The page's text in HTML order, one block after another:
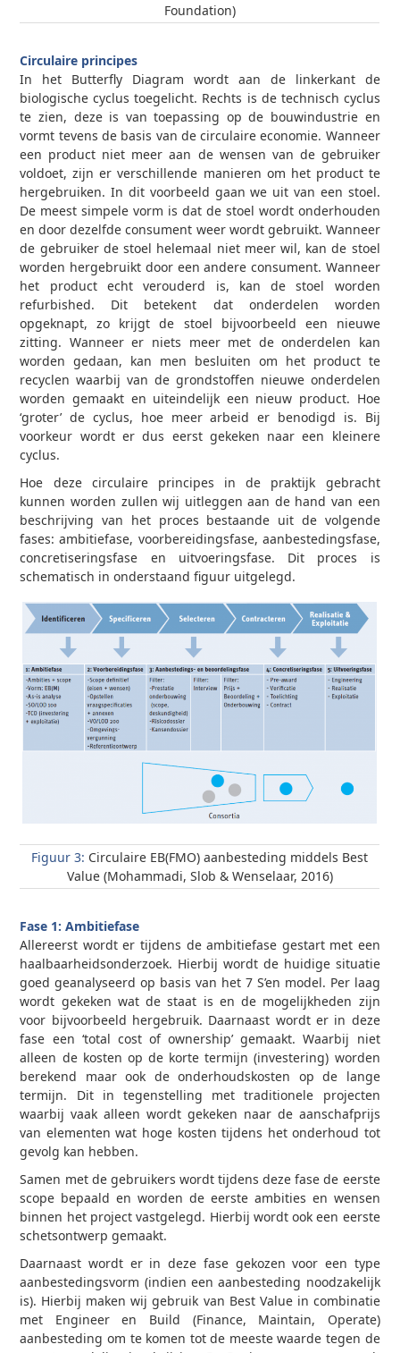
Foundation)
Circulaire principes
In het Butterfly Diagram wordt aan de linkerkant de
biologische cyclus toegelicht. Rechts is de technisch cyclus
te zien, deze is van toepassing op de bouwindustrie en
vormt tevens de basis van de circulaire economie. Wanneer
een product niet meer aan de wensen van de gebruiker
voldoet, zijn er verschillende manieren om het product te
hergebruiken. In dit voorbeeld gaan we uit van een stoel.
De meest simpele vorm is dat de stoel wordt onderhouden
en door dezelfde consument weer wordt gebruikt. Wanneer
de gebruiker de stoel helemaal niet meer wil, kan de stoel
worden hergebruikt door een andere consument. Wanneer
het product echt verouderd is, kan de stoel worden
refurbished. Dit betekent dat onderdelen worden
opgeknapt, zo krijgt de stoel bijvoorbeeld een nieuwe
zitting. Wanneer er niets meer met de onderdelen kan
worden gedaan, kan men besluiten om het product te
recyclen waarbij van de grondstoffen nieuwe onderdelen
worden gemaakt en uiteindelijk een nieuw product. Hoe
‘groter’ de cyclus, hoe meer arbeid er benodigd is. Bij
voorkeur wordt er dus eerst gekeken naar een kleinere
cyclus.
Hoe deze circulaire principes in de praktijk gebracht
kunnen worden zullen wij uitleggen aan de hand van een
beschrijving van het proces bestaande uit de volgende
fases: ambitiefase, voorbereidingsfase, aanbestedingsfase,
concretiseringsfase en uitvoeringsfase. Dit proces is
schematisch in onderstaand figuur uitgelegd.
Figuur 3: Circulaire EB(FMO) aanbesteding middels Best
Value (Mohammadi, Slob & Wenselaar, 2016)
Fase 1: Ambitiefase
Allereerst wordt er tijdens de ambitiefase gestart met een
haalbaarheidsonderzoek. Hierbij wordt de huidige situatie
goed geanalyseerd op basis van het 7 S’en model. Per laag
wordt gekeken wat de staat is en de mogelijkheden zijn
voor bijvoorbeeld hergebruik. Daarnaast wordt er in deze
fase een ‘total cost of ownership’ gemaakt. Waarbij niet
alleen de kosten op de korte termijn (investering) worden
berekend maar ook de onderhoudskosten op de lange
termijn. Dit in tegenstelling met traditionele projecten
waarbij vaak alleen wordt gekeken naar de aanschafprijs
van elementen wat hoge kosten tijdens het onderhoud tot
gevolg kan hebben.
Samen met de gebruikers wordt tijdens deze fase de eerste
scope bepaald en worden de eerste ambities en wensen
binnen het project vastgelegd. Hierbij wordt ook een eerste
schetsontwerp gemaakt.
Daarnaast wordt er in deze fase gekozen voor een type
aanbestedingsvorm (indien een aanbesteding noodzakelijk
is). Hierbij maken wij gebruik van Best Value in combinatie
met Engineer en Build (Finance, Maintain, Operate)
aanbesteding om te komen tot de meeste waarde tegen de